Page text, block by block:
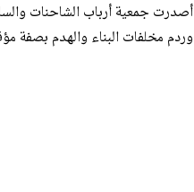
أصدرت جمعية أرباب الشاحنات
وردم مخلفات البناء والهدم بصفة